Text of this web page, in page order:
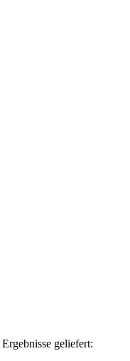
geliefert: